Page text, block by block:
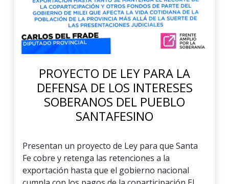
PROYECTO DE LEY PARA LA
DEFENSA DE LOS INTERESES
SOBERANOS DEL PUEBLO
SANTAFESINO
Presentan un proyecto de Ley para que Santa
Fe cobre y retenga las retenciones a la
exportación hasta que el gobierno nacional